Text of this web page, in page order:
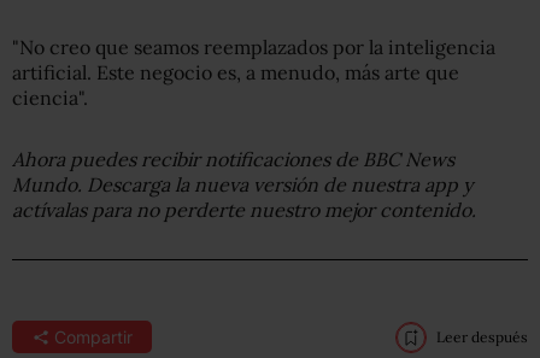
"No creo que seamos reemplazados por la inteligencia
artificial. Este negocio es, a menudo, más arte que
ciencia".
Ahora puedes recibir notificaciones de BBCNews
Mundo. Descarga la nueva versión de nuestra app y
actívalas para no perderte nuestro mejor contenido.
Compartir Leer después